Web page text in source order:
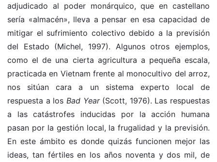
adjudicado al poder monárquico, que en castellano
sería «almacén», lleva a pensar en esa capacidad de
mitigar el sufrimiento colectivo debido a la previsión
del Estado (Michel, 1997). Algunos otros ejemplos,
como el de una cierta agricultura a pequeña escala,
practicada en Vietnam frente al monocultivo del arroz,
nos sitúan cara a un sistema experto local de
respuesta a los Bad Year(Scott, 1976). Las respuestas
a las catástrofes inducidas por la acción humana
pasan por la gestión local, la frugalidad y la previsión.
En este ámbito es donde quizás funcionen mejor las
ideas, tan fértiles en los años noventa y dos mil, de